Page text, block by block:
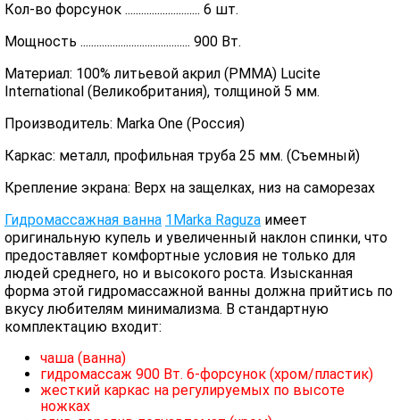
Кол-во форсунок ............................ 6 шт.
Мощность ......................................... 900 Вт.
Материал: 100% литьевой акрил (PMMA) Lucite
International (Великобритания), толщиной 5 мм.
Производитель: Marka One (Россия)
Каркас: металл, профильная труба 25 мм. (Съемный)
Крепление экрана: Верх на защелках, низ на саморезах
Гидромассажная ванна 1Marka Raguza имеет
оригинальную купель и увеличенный наклон спинки, что
предоставляет комфортные условия не только для
людей среднего, но и высокого роста. Изысканная
форма этой гидромассажной ванны должна прийтись по
вкусу любителям минимализма. В стандартную
комплектацию входит:
чаша (ванна)
гидромассаж 900 Вт. 6-форсунок (хром/пластик)
жесткий каркас на регулируемых по высоте
ножках